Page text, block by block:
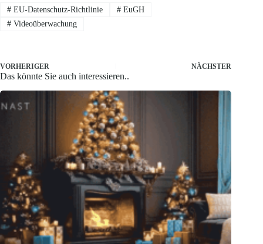
#EU-Datenschutz-Richtlinie #EuGH
#Videoüberwachung
VORHERIGER NÄCHSTER
Das könnte Sie auch interessieren..